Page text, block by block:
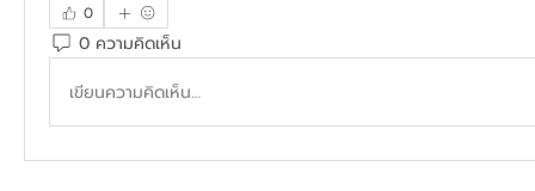
0
0 ความคิดเห็น
เขียนความคิดเห็น…